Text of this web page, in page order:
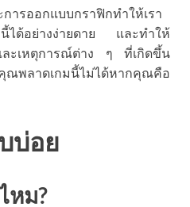
ารออกแบบกราฟิกทำให้เรา
นี้ได้อย่างง่ายดาย และทำให้
ละเหตุการณ์ต่าง ๆ ที่เกิดขึ้น
คุณพลาดเกมนี้ไม่ได้หากคุณคือ
บ่อย
หม?